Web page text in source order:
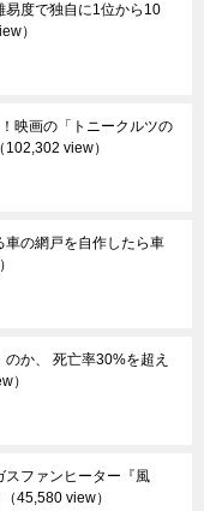
易度で独自に1位から10
）
映画の「トニークルツの
（102,302 view）
の網戸を自作したら車
か、 死亡率30%を超え
）
スファンヒーター『風
（45,580 view）